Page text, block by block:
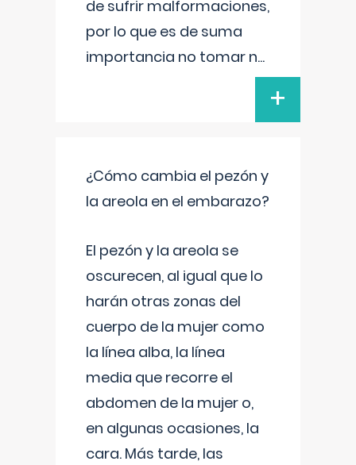
de sufrir malformaciones,
por lo que es de suma
importancia no tomar n...
+
¿Cómo cambia el pezón y
la areola en el embarazo?
El pezón y la areola se
oscurecen, al igual que lo
harán otras zonas del
cuerpo de la mujer como
la línea alba, la línea
media que recorre el
abdomen de la mujer o,
en algunas ocasiones, la
cara. Más tarde, las